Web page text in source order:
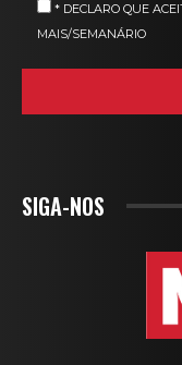
* DECLARO QUE
MAIS/SEMANÁRIO
SIGA-NOS